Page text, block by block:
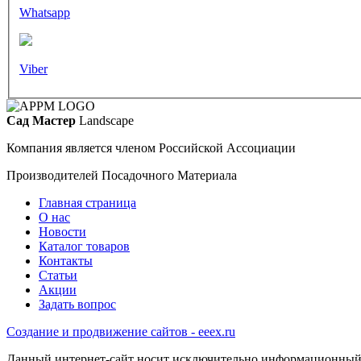
Whatsapp
Viber
Сад Мастер Landscape
Компания является членом Российской Ассоциации
Производителей Посадочного Материала
Главная страница
О нас
Новости
Каталог товаров
Контакты
Статьи
Акции
Задать вопрос
Создание и продвижение сайтов - eeex.ru